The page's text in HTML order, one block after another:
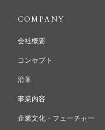
COMPANY
会社概要
コンセプト
沿革
事業内容
企業文化・フューチャー